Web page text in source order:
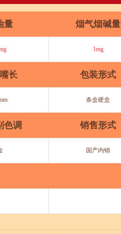
量 烟气烟碱量
1mg
长 包装形式
条盒硬盒
色调 销售形式
国产内销